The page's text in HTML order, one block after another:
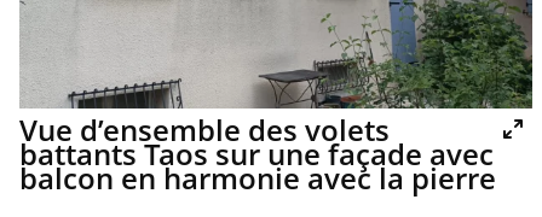
Vue d’ensemble des volets
battants Taos sur une façade avec
balcon en harmonie avec la pierre